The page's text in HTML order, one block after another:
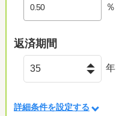
％
返済期間
年
詳細条件を設定する